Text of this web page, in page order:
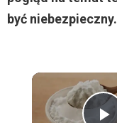
być niebezpieczny.